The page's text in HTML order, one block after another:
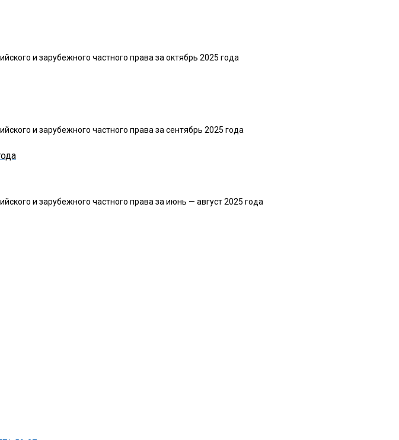
и зарубежного частного права за октябрь 2025 года
и зарубежного частного права за сентябрь 2025 года
и зарубежного частного права за июнь — август 2025 года